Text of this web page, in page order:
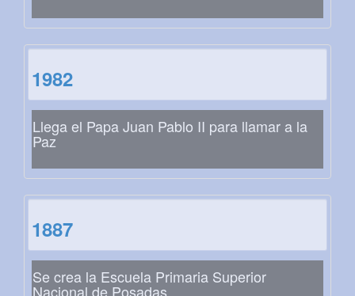
1982
Llega el Papa Juan Pablo II para llamar a la
Paz
1887
Se crea la Escuela Primaria Superior
Nacional de Posadas